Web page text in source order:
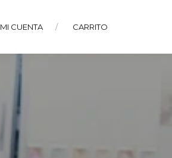
MI CUENTA CARRITO